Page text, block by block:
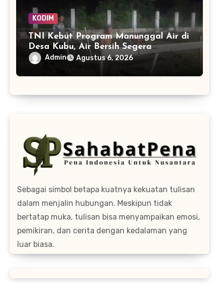
KODIM
TNI Kebut Program Manunggal Air di
Desa Kubu, Air Bersih Segera
Mengalir ke Rumah Warga
Admin Agustus 6, 2026
Sebagai simbol betapa kuatnya kekuatan tulisan
dalam menjalin hubungan. Meskipun tidak
bertatap muka, tulisan bisa menyampaikan emosi,
pemikiran, dan cerita dengan kedalaman yang
luar biasa.